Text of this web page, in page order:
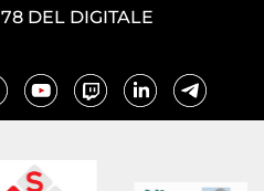
DEL DIGITALE